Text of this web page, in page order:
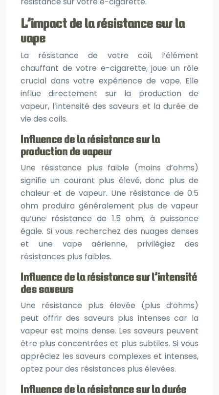
L’impact de la résistance sur la
vape
La résistance de votre coil, l’élément
chauffant de votre e-cigarette, joue un rôle
crucial dans votre expérience de vape. Elle
influe directement sur la production de
vapeur, l’intensité des saveurs et la durée de
vie des coils.
Influence de la résistance sur la
production de vapeur
Une résistance plus faible (moins d’ohms)
signifie un courant plus élevé, donc plus de
chaleur et de vapeur. Une résistance de 0.5
ohm produira généralement plus de vapeur
qu’une résistance de 1.5 ohm, à puissance
égale. Si vous recherchez des nuages denses
et une vape aérienne, privilégiez des
résistances plus faibles.
Influence de la résistance sur l’intensité
des saveurs
Une résistance plus élevée (plus d’ohms)
peut offrir des saveurs plus intenses car la
vapeur est moins dense. Les saveurs peuvent
être plus concentrées et plus subtiles. Si vous
appréciez les saveurs complexes et intenses,
optez pour des résistances plus élevées.
Influence de la résistance sur la durée